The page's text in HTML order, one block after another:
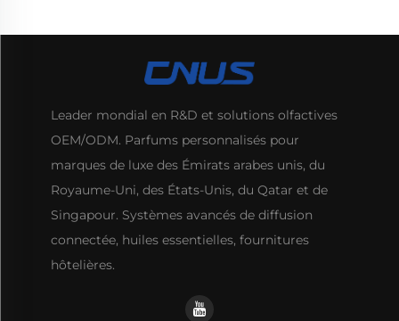
Leader mondial en R&D et solutions olfactives
OEM/ODM. Parfums personnalisés pour
marques de luxe des Émirats arabes unis, du
Royaume-Uni, des États-Unis, du Qatar et de
Singapour. Systèmes avancés de diffusion
connectée, huiles essentielles, fournitures
hôtelières.